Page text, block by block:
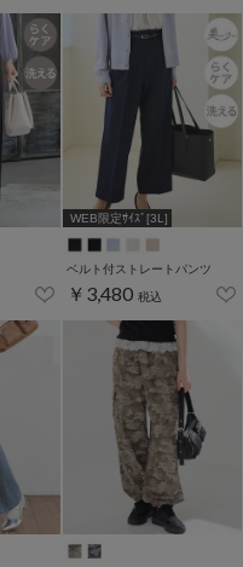
WEB限定ｻｲｽﾞ[3L]
ベルト付ストレートパンツ
￥3,480 税込